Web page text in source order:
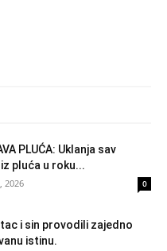
PLUĆA: Uklanja sav
pluća u roku...
2026 0
i sin provodili zajedno
istinu.